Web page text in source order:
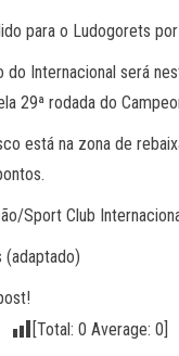
para o Ludogorets
do Internacional será
29ª rodada do
está na zona de
Sport Club
(adaptado)
[Total: 0 Average: 0]